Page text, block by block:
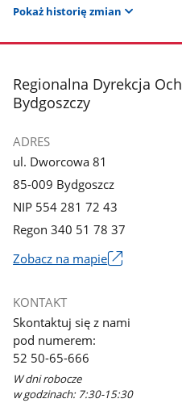
Pokaż historię zmian
stopka
Regionalna Dyrekcja
Bydgoszczy
ADRES
ul. Dworcowa 81
85-009 Bydgoszcz
NIP 554 281 72 43
Regon 340 51 78 37
Zobacz na mapie
się
w
nowym
oknie
KONTAKT
Skontaktuj się z nami
pod numerem:
52 50-65-666
W dni robocze
w godzinach: 7:30-15:30